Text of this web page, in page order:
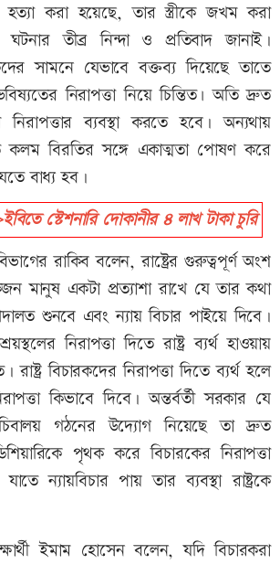
করা হয়েছে, তার স্ত্রীকে জখম করা
তীব্র নিন্দা ও প্রতিবাদ জানাই।
সামনে যেভাবে বক্তব্য দিয়েছে তাতে
নিরাপত্তা নিয়ে চিন্তিত৷ অতি দ্রুত
নিরাপত্তার ব্যবস্থা করতে হবে। অন্যথায়
কলম বিরতির সঙ্গে একাত্মতা পোষণ করে
বাধ্য হব।
স্টেশনারি দোকানীর ৪ লাখ টাকা চুরি
রাকিব বলেন, রাষ্ট্রের গুরুত্বপূর্ণ অংশ
মানুষ একটা প্রত্যাশা রাখে যে তার কথা
শুনবে এবং ন্যায় বিচার পাইয়ে দিবে।
নিরাপত্তা দিতে রাষ্ট্র ব্যর্থ হাওয়ায়
রাষ্ট্র বিচারকদের নিরাপত্তা দিতে ব্যর্থ হলে
কিভাবে দিবে। অন্তর্বর্তী সরকার যে
গঠনের উদ্যোগ নিয়েছে তা দ্রুত
পৃথক করে বিচারকের নিরাপত্তা
ন্যায়বিচার পায় তার ব্যবস্থা রাষ্ট্রকে
ইমাম হোসেন বলেন, যদি বিচারকরা